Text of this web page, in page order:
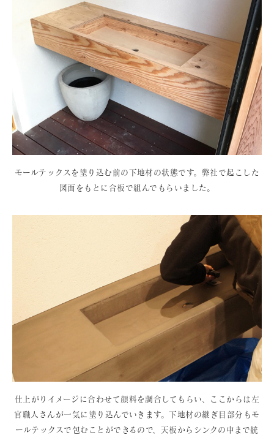
モールテックスを塗り込む前の下地材の状態です。弊社で起こした
図面をもとに合板で組んでもらいました。
仕上がりイメージに合わせて顔料を調合してもらい、ここからは左
官職人さんが一気に塗り込んでいきます。下地材の継ぎ目部分もモ
ールテックスで包むことができるので、天板からシンクの中まで統